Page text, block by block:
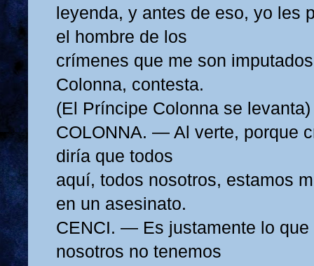
leyenda, y antes de eso, yo les
el hombre de los
crímenes que me son
Colonna, contesta.
(El Príncipe Colonna se levanta)
COLONNA. — Al verte, porque
diría que todos
aquí, todos nosotros, estamos
en un asesinato.
CENCI. — Es justamente lo que
nosotros no tenemos